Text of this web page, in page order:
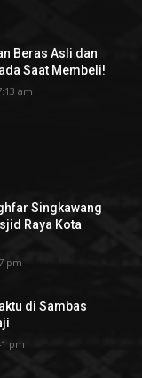
Beras Asli dan
Saat Membeli!
am
Singkawang
Raya Kota
pm
di Sambas
pm